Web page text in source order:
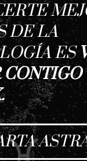
DE LA
ES
CONTIGO